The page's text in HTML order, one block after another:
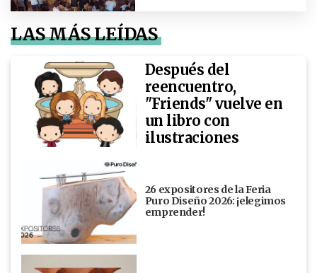
LAS MÁS LEÍDAS
Después del
reencuentro,
"Friends" vuelve en
un libro con
ilustraciones
26 expositores de la Feria
Puro Diseño 2026: ¡elegimos
emprender!